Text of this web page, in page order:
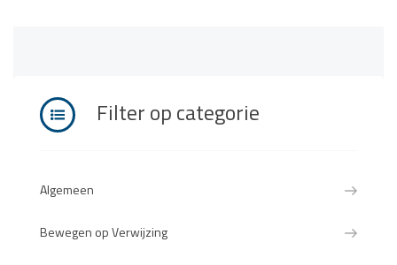
Filter op categorie
Algemeen
Bewegen op Verwijzing